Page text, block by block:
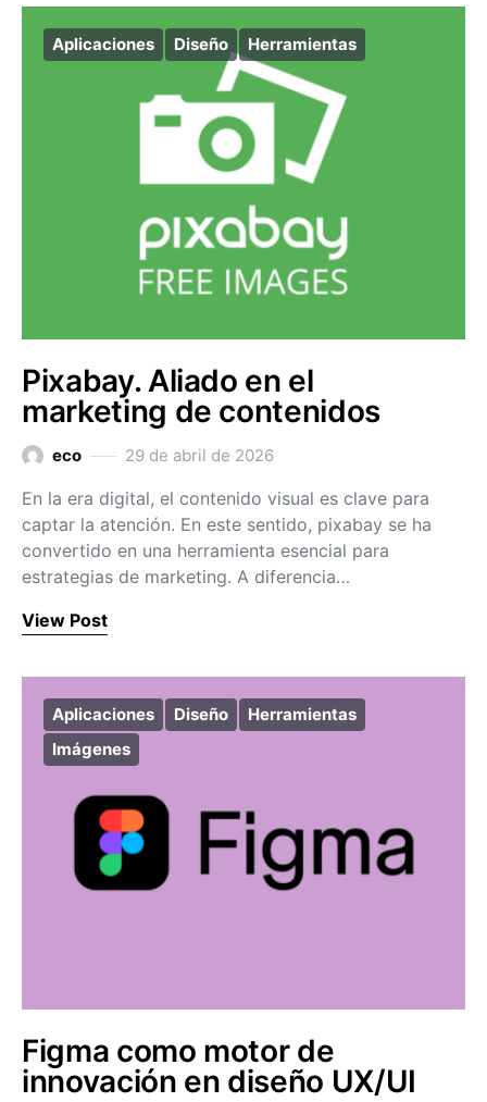
Aplicaciones Diseño Herramientas
Pixabay. Aliado en el
marketing de contenidos
eco 29 de abril de 2026
En la era digital, el contenido visual es clave para
captar la atención. En este sentido, pixabay se ha
convertido en una herramienta esencial para
estrategias de marketing. A diferencia…
View Post
Aplicaciones Diseño
Herramientas
Imágenes
Figma como motor de
innovación en diseño UX/UI